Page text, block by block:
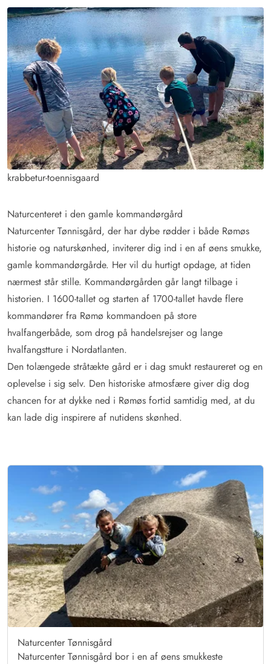
krabbetur-toennisgaard
Naturcenteret i den gamle kommandørgård
Naturcenter Tønnisgård, der har dybe rødder i både Rømøs
historie og naturskønhed, inviterer dig ind i en af øens smukke,
gamle kommandørgårde. Her vil du hurtigt opdage, at tiden
nærmest står stille. Kommandørgården går langt tilbage i
historien. I 1600-tallet og starten af 1700-tallet havde flere
kommandører fra Rømø kommandoen på store
hvalfangerbåde, som drog på handelsrejser og lange
hvalfangstture i Nordatlanten.
Den tolængede stråtækte gård er i dag smukt restaureret og en
oplevelse i sig selv. Den historiske atmosfære giver dig dog
chancen for at dykke ned i Rømøs fortid samtidig med, at du
kan lade dig inspirere af nutidens skønhed.
Naturcenter Tønnisgård
Naturcenter Tønnisgård bor i en af øens smukkeste